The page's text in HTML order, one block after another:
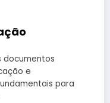
documentos
e
para